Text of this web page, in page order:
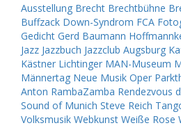
Ausstellung Brecht Brechtbühne
Buffzack Down-Syndrom FCA
Gedicht Gerd Baumann
Jazz Jazzbuch Jazzclub Augsburg
Kästner Lichtinger MAN-Museum
Männertag Neue Musik Oper
Anton RambaZamba Rendezvous
Sound of Munich Steve Reich
Volksmusik Webkunst Weiße Rose